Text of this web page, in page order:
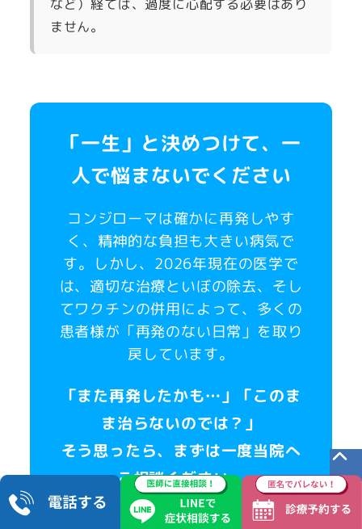
など）経てば、過度に心配する必要はあり
ません。
「一生」と決めつけて、一
人で悩まないでください
コンジローマは確かに再発しやす
く、精神的な負担も大きい病気で
す。しかし、2026年現在の医学で
は、適切な治療といぼの除去、そし
てワクチンの併用によって、多くの
患者様が「再発のない日常」を取り
戻しています。
「また再発したかも…」「このま
ま治らないのでは？」
そう思ったら、まずは一度当院へ
ご相談ください。